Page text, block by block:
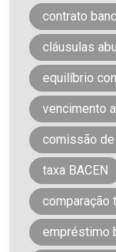
contrato
cláusulas
equilíbrio
vencimento
comissão
taxa BACEN
comparação
empréstimo